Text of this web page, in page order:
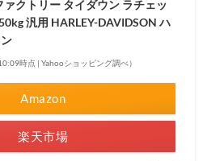
クトリー タイダウン ラチェッ
汎用 HARLEY-DAVIDSON ハ
時点 | Yahooショッピング調べ）
Amazon
楽天市場